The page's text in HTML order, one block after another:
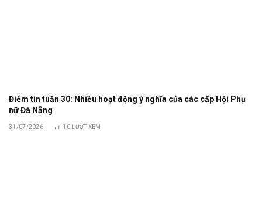
Điểm tin tuần 30: Nhiều hoạt động ý nghĩa của các cấp Hội Phụ
nữ Đà Nẵng
31/07/2026 10 LƯỢT XEM